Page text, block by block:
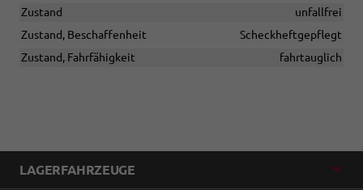
Zustand
unfallfrei
Zustand, Beschaffenheit
Scheckheftgepflegt
Zustand, Fahrfähigkeit
fahrtauglich
LAGERFAHRZEUGE